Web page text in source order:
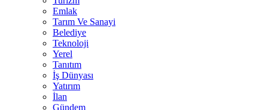
Emlak
Tarım Ve Sanayi
Belediye
Teknoloji
Yerel
Tanıtım
İş Dünyası
Yatırım
İlan
Gündem